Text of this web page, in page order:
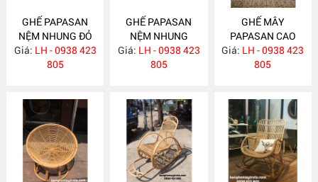
GHẾ PAPASAN
NỆM NHUNG ĐỎ
MA182
Giá: LH - 0938 423
805
GHẾ PAPASAN
NỆM NHUNG
XANH MA181
Giá: LH - 0938 423
805
GHẾ MÂY
PAPASAN CAO
CẤP MA180
Giá: LH - 0938 423
805